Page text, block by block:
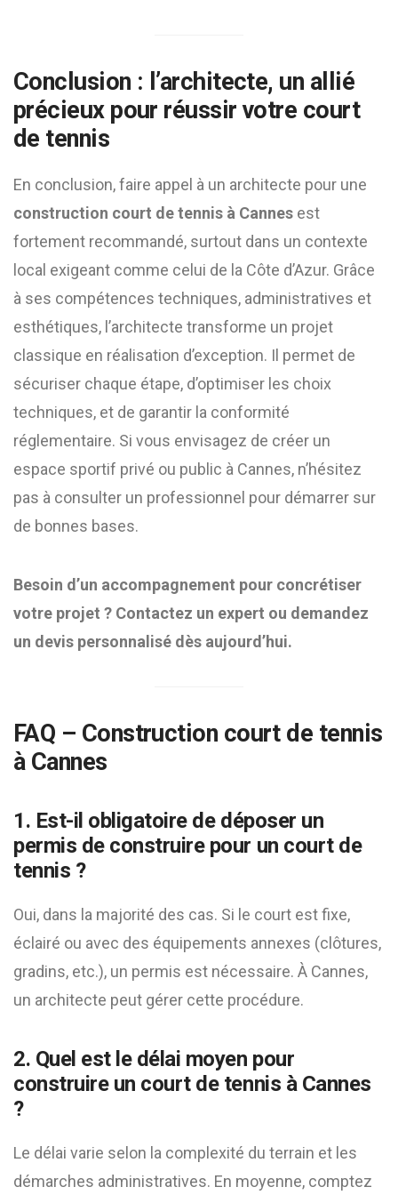
Conclusion : l’architecte, un allié
précieux pour réussir votre court
de tennis
En conclusion, faire appel à un architecte pour une
construction court de tennis à Cannes est
fortement recommandé, surtout dans un contexte
local exigeant comme celui de la Côte d’Azur. Grâce
à ses compétences techniques, administratives et
esthétiques, l’architecte transforme un projet
classique en réalisation d’exception. Il permet de
sécuriser chaque étape, d’optimiser les choix
techniques, et de garantir la conformité
réglementaire. Si vous envisagez de créer un
espace sportif privé ou public à Cannes, n’hésitez
pas à consulter un professionnel pour démarrer sur
de bonnes bases.
Besoin d’un accompagnement pour concrétiser
votre projet ? Contactez un expert ou demandez
un devis personnalisé dès aujourd’hui.
FAQ – Construction court de tennis
à Cannes
1. Est-il obligatoire de déposer un
permis de construire pour un court de
tennis ?
Oui, dans la majorité des cas. Si le court est fixe,
éclairé ou avec des équipements annexes (clôtures,
gradins, etc.), un permis est nécessaire. À Cannes,
un architecte peut gérer cette procédure.
2. Quel est le délai moyen pour
construire un court de tennis à Cannes
?
Le délai varie selon la complexité du terrain et les
démarches administratives. En moyenne, comptez